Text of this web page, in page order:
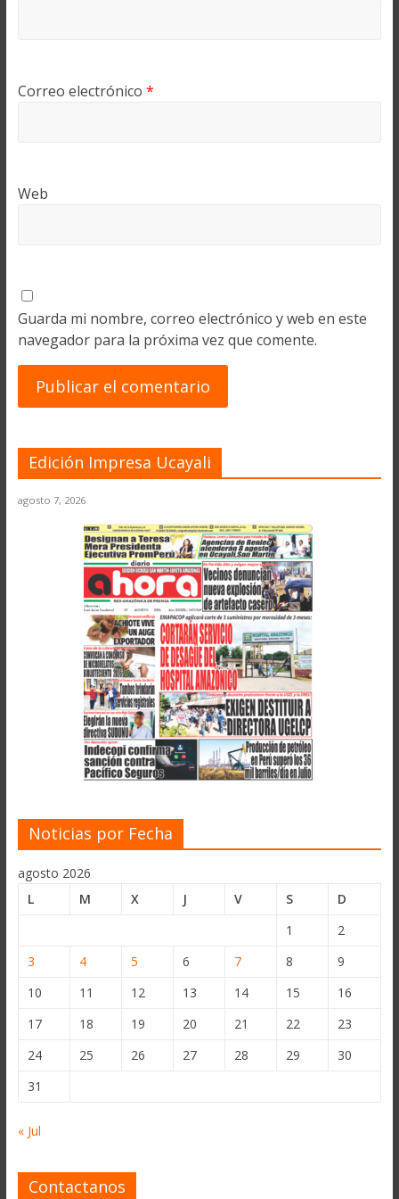
Correo electrónico *
Web
Guarda mi nombre, correo electrónico y web en este
navegador para la próxima vez que comente.
Edición Impresa Ucayali
agosto 7, 2026
Noticias por Fecha
agosto 2026
L
M X J V S
D
1
2
3
4 5 6 7 8
9
10
11 12 13 14 15
16
17
18 19 20 21 22
23
24
25 26 27 28 29
30
31
« Jul
Contactanos